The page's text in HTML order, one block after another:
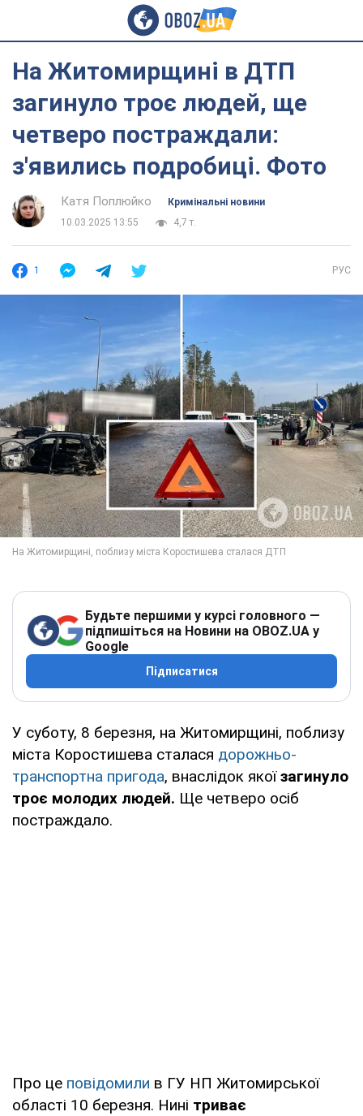
На Житомирщині в ДТП
загинуло троє людей, ще
четверо постраждали:
з'явились подробиці. Фото
Катя Поплюйко
Кримінальні новини
10.03.2025 13:55
4,7 т.
1 РУС
Будьте першими у курсі головного —
підпишіться на Новини на OBOZ.UA у
Google
Підписатися
У суботу, 8 березня, на Житомирщині, поблизу
міста Коростишева сталася дорожньо-
транспортна пригода, внаслідок якоїзагинуло
троє молодих людей. Ще четверо осіб
постраждало.
Про це повідомили в ГУ НП Житомирської
області 10 березня. Нині триває